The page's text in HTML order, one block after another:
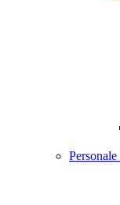
Personale